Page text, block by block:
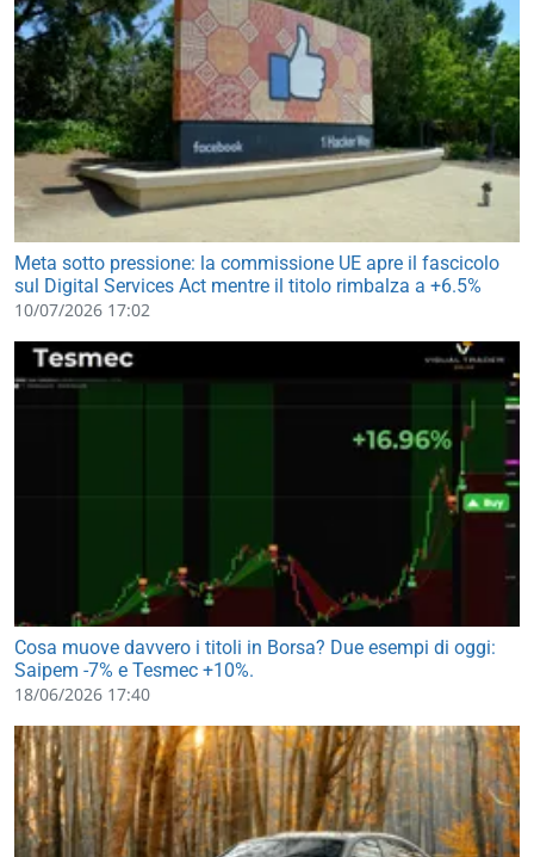
Meta sotto pressione: la commissione UE apre il fascicolo
sul Digital Services Act mentre il titolo rimbalza a +6.5%
10/07/2026 17:02
Cosa muove davvero i titoli in Borsa? Due esempi di oggi:
Saipem -7% e Tesmec +10%.
18/06/2026 17:40